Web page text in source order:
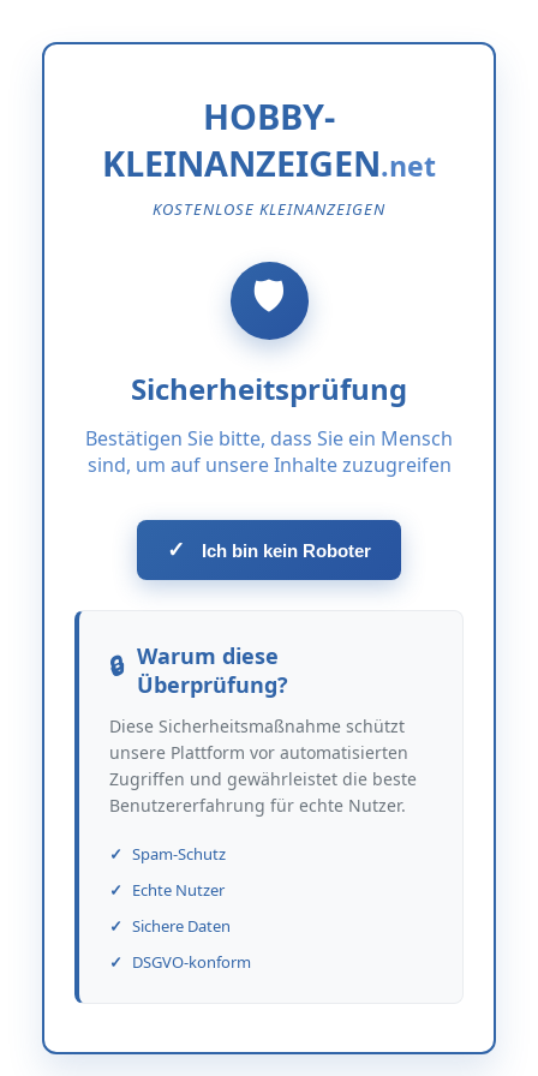
HOBBY-
KLEINANZEIGEN
KOSTENLOSE KLEINANZEIGEN
Sicherheitsprüfung
Bestätigen Sie bitte, dass Sie ein Mensch
sind, um auf unsere Inhalte zuzugreifen
✓ Ich bin kein Roboter
Warum diese
Überprüfung?
Diese Sicherheitsmaßnahme schützt
unsere Plattform vor automatisierten
Zugriffen und gewährleistet die beste
Benutzererfahrung für echte Nutzer.
Spam-Schutz
Echte Nutzer
Sichere Daten
DSGVO-konform